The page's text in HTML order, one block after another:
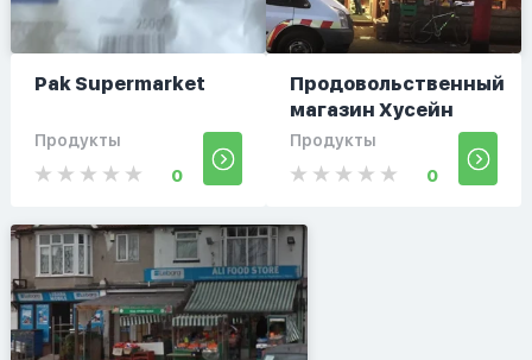
Pak Supermarket
Продукты
0
Продовольственный
магазин Хусейн
Продукты
0